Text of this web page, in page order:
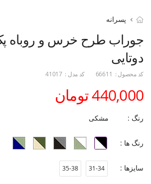
پسرانه
جوراب طرح خرس و روباه
دوتایی
کد محصول : 66611 کد مدل : 41017
440,000 تومان
رنگ : مشکی
رنگ ها :
سایزها : 31-34
35-38